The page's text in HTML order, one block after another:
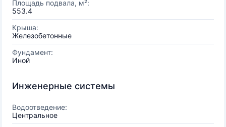
Площадь подвала, м²:
553.4
Крыша:
Железобетонные
Фундамент:
Иной
Инженерные системы
Водоотведение:
Центральное